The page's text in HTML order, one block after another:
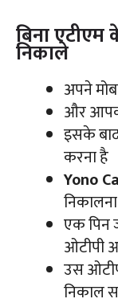
बिना
निकाले
अपने
और
इसके
करना है
Yono
एक पिन
ओटीपी
उस
निकाल